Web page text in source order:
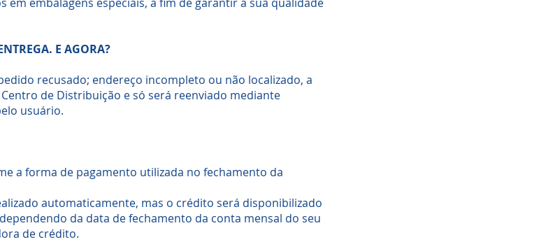
E AGORA?
recusado; endereço incompleto ou não localizado, a
de Distribuição e só será reenviado mediante
usuário.
a forma de pagamento utilizada no fechamento da
automaticamente, mas o crédito será disponibilizado
da data de fechamento da conta mensal do seu
de crédito.